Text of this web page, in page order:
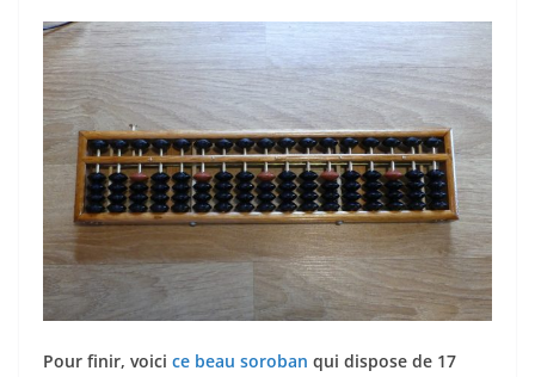
Pour finir, voici ce beau soroban qui dispose de 17